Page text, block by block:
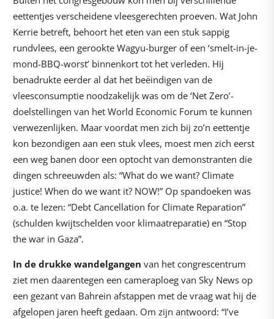
eettentjes verscheidene vleesgerechten proeven. Wat John
Kerrie betreft, behoort het eten van een stuk sappig
rundvlees, een gerookte Wagyu-burger of een ‘smelt-in-je-
mond-BBQ-worst’ binnenkort tot het verleden. Hij
benadrukte eerder al dat het beëindigen van de
vleesconsumptie noodzakelijk was om de ‘Net Zero’-
doelstellingen van het World Economic Forum te kunnen
verwezenlijken. Maar voordat men zich bij zo’n eettentje
kon bezondigen aan een stuk vlees, moest men zich eerst
een weg banen door een optocht van demonstranten die
dingen schreeuwden als: “What do we want? Climate
justice! When do we want it? NOW!” Op spandoeken was
o.a. te lezen: “Debt Cancellation for Climate Reparation”
(schulden kwijtschelden voor klimaatreparatie) en “Stop
the war in Gaza”.
In de drukke wandelgangen van het congrescentrum
ziet men daarentegen een cameraploeg van Sky News op
een gezant van Bahrein afstappen met de vraag wat hij de
afgelopen jaren heeft gedaan. Om zijn antwoord: “I’ve